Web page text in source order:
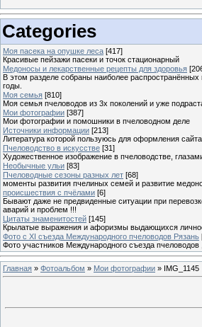
Categories
Моя пасека на опушке леса [417]
Красивые пейзажи пасеки и точок стационарный
Медоносы и лекарственные рецепты для здоровья
В этом разделе собраны наиболее
годы.
Моя семья [810]
Моя семья пчеловодов из 3х поколений и уже
Мои фотографии [387]
Мои фотографии и помошники в пчеловодном деле
Источники информации [213]
Литература которой пользуюсь для оформления
Пчеловодство в искусстве [31]
Художественное изображение в пчеловодстве,
Необычные ульи [83]
Пчеловодные сезоны разных лет [68]
моменты развития пчелиных семей и развитие
происшествия с пчёлами [6]
Бывают даже не предвиденные ситуации при
аварий и проблем !!!
Цитаты знаменитостей [145]
Крылатые выражения и афоризмы выдающихся
Фото с XI съезда Международного пчеловодов Рязань
Фото участников Международного съезда
Главная » Фотоальбом » Мои фотографии » IMG_1145